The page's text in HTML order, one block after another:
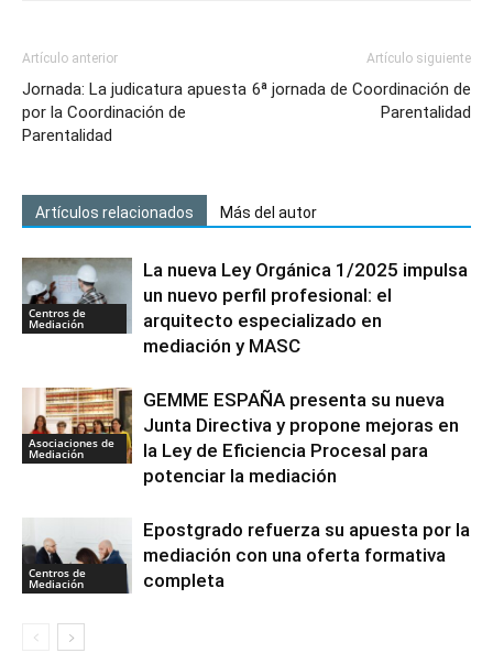
Artículo anterior
Jornada: La judicatura apuesta
por la Coordinación de
Parentalidad
Artículo siguiente
6ª jornada de Coordinación de
Parentalidad
Artículos relacionados Más del autor
Centros de
Mediación
La nueva Ley Orgánica 1/2025 impulsa
un nuevo perfil profesional: el
arquitecto especializado en
mediación y MASC
Asociaciones de
Mediación
GEMME ESPAÑA presenta su nueva
Junta Directiva y propone mejoras en
la Ley de Eficiencia Procesal para
potenciar la mediación
Centros de
Mediación
Epostgrado refuerza su apuesta por la
mediación con una oferta formativa
completa